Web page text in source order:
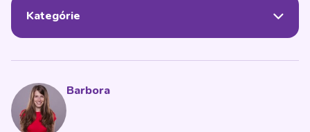
Kategórie
Barbora